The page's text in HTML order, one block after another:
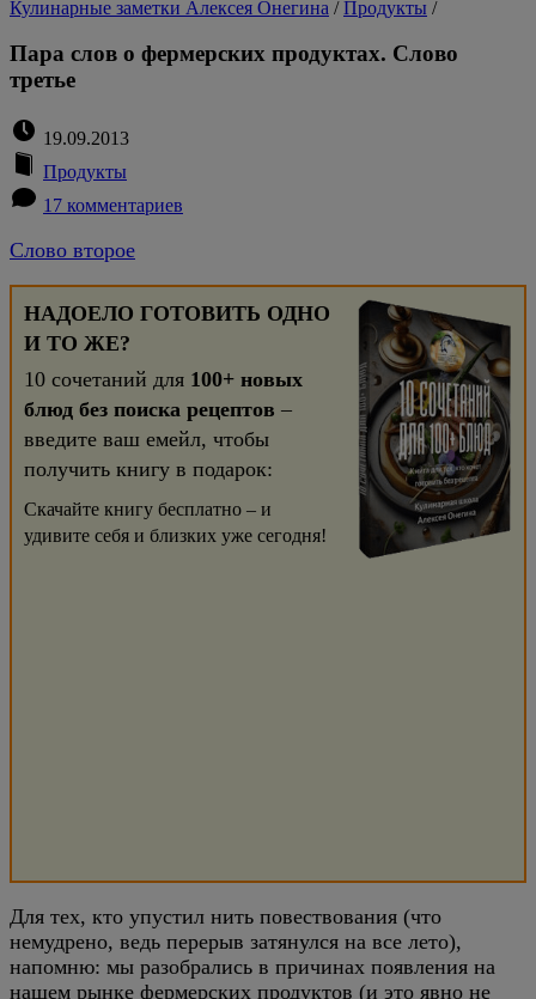
Кулинарные заметки Алексея Онегина /Продукты /
Пара слов о фермерских продуктах. Слово
третье
19.09.2013
Продукты
17 комментариев
Слово второе
НАДОЕЛО ГОТОВИТЬ ОДНО
И ТО ЖЕ?
10 сочетаний для 100+ новых
блюд без поиска рецептов –
введите ваш емейл, чтобы
получить книгу в подарок:
Скачайте книгу бесплатно – и
удивите себя и близких уже сегодня!
Для тех, кто упустил нить повествования (что
немудрено, ведь перерыв затянулся на все лето),
напомню: мы разобрались в причинах появления на
нашем рынке фермерских продуктов (и это явно не